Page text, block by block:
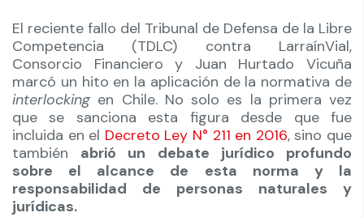
El reciente fallo del Tribunal de Defensa de la Libre
Competencia (TDLC) contra LarraínVial,
Consorcio Financiero y Juan Hurtado Vicuña
marcó un hito en la aplicación de la normativa de
interlocking en Chile. No solo es la primera vez
que se sanciona esta figura desde que fue
incluida en el Decreto Ley N° 211 en 2016, sino que
también abrió un debate jurídico profundo
sobre el alcance de esta norma y la
responsabilidad de personas naturales y
jurídicas.